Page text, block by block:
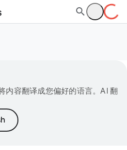
内容翻译成您偏好的语言。AI 翻